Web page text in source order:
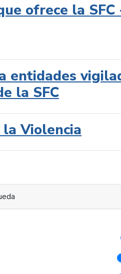
ofrece la SFC
entidades
la SFC
Violencia